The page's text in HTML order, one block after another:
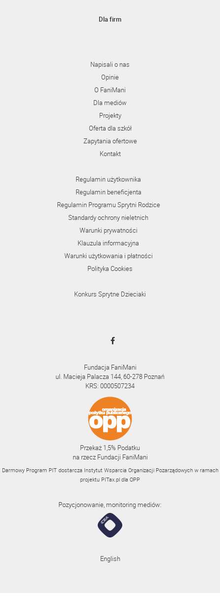
Dla firm
Napisali o nas
Opinie
O FaniMani
Dla mediów
Projekty
Oferta dla szkół
Zapytania ofertowe
Kontakt
Regulamin użytkownika
Regulamin beneficjenta
Regulamin Programu Sprytni Rodzice
Standardy ochrony nieletnich
Warunki prywatności
Klauzula informacyjna
Warunki użytkowania i płatności
Polityka Cookies
Konkurs Sprytne Dzieciaki
Fundacja FaniMani
ul. Macieja Palacza 144, 60-278 Poznań
KRS: 0000507234
Przekaż 1,5% Podatku
na rzecz Fundacji FaniMani
Darmowy Program PIT dostarcza Instytut Wsparcia Organizacji Pozarządowych w ramach
projektu PITax.pl dla OPP
Pozycjonowanie, monitoring mediów:
English